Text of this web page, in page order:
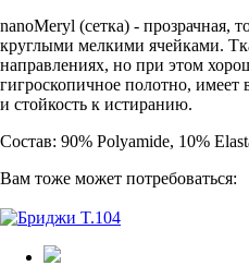
nanoMeryl (cетка) - прозрачная,
круглыми мелкими ячейками.
направлениях, но при этом
гигроскопичное полотно,
и стойкость к истиранию.
Состав: 90% Polyamide, 10%
Вам тоже может потребоваться: